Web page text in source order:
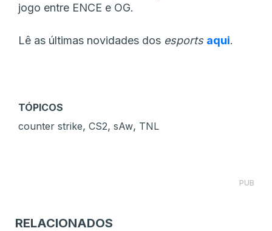
jogo entre ENCE e OG.
Lê as últimas novidades dos esports aqui.
TÓPICOS
counter strike, CS2, sAw, TNL
PUB
RELACIONADOS